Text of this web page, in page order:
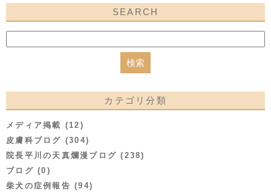
SEARCH
カテゴリ分類
メディア掲載 (12)
皮膚科ブログ (304)
院長平川の天真爛漫ブログ (238)
ブログ (0)
柴犬の症例報告 (94)